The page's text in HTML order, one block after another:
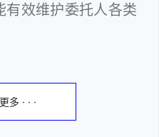
有效维护委托人各类
多 · · ·